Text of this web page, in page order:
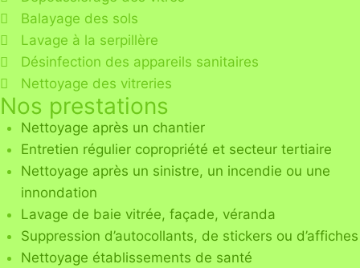
Balayage des sols
Lavage à la serpillère
Désinfection des appareils sanitaires
Nettoyage des vitreries
Nos prestations
Nettoyage après un chantier
Entretien régulier copropriété et secteur tertiaire
Nettoyage après un sinistre, un incendie ou une
innondation
Lavage de baie vitrée, façade, véranda
Suppression d’autocollants, de stickers ou d’affiches
Nettoyage établissements de santé